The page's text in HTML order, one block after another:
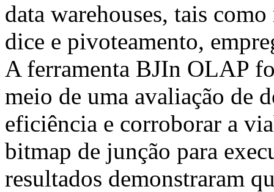
data warehouses, tais
dice e pivoteamento,
A ferramenta BJIn OLAP
meio de uma avaliação de
eficiência e corroborar a
bitmap de junção para
resultados demonstraram